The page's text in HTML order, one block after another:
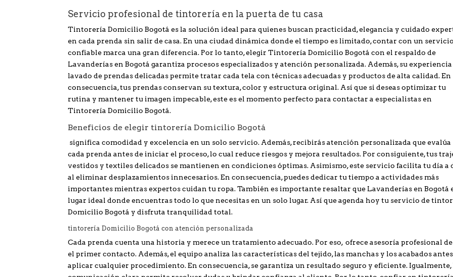
Servicio profesional de tintorería en la puerta de tu casa
Tintorería Domicilio Bogotá es la solución ideal para quienes buscan practicidad, elegancia y cuidado
en cada prenda sin salir de casa. En una ciudad dinámica donde el tiempo es limitado, contar con un servicio
confiable marca una gran diferencia. Por lo tanto, elegir Tintorería Domicilio Bogotá con el respaldo de
Lavanderías en Bogotá garantiza procesos especializados y atención personalizada. Además, su experiencia
lavado de prendas delicadas permite tratar cada tela con técnicas adecuadas y productos de alta calidad. En
consecuencia, tus prendas conservan su textura, color y estructura original. Así que si deseas optimizar tu
rutina y mantener tu imagen impecable, este es el momento perfecto para contactar a especialistas en
Tintorería Domicilio Bogotá.
Beneficios de elegir tintorería Domicilio Bogotá
significa comodidad y excelencia en un solo servicio. Además, recibirás atención personalizada que evalúa
cada prenda antes de iniciar el proceso, lo cual reduce riesgos y mejora resultados. Por consiguiente, tus
vestidos y textiles delicados se mantienen en condiciones óptimas. Asimismo, este servicio facilita tu día a
al eliminar desplazamientos innecesarios. En consecuencia, puedes dedicar tu tiempo a actividades más
importantes mientras expertos cuidan tu ropa. También es importante resaltar que Lavanderías en Bogotá
lugar ideal donde encuentras todo lo que necesitas en un solo lugar. Así que agenda hoy tu servicio de
Domicilio Bogotá y disfruta tranquilidad total.
tintorería Domicilio Bogotá con atención personalizada
Cada prenda cuenta una historia y merece un tratamiento adecuado. Por eso, ofrece asesoría profesional
el primer contacto. Además, el equipo analiza las características del tejido, las manchas y los acabados
aplicar cualquier procedimiento. En consecuencia, se garantiza un resultado seguro y eficiente. Igualmente,